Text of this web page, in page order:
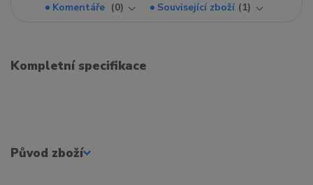
Komentáře
0 Související zboží 1
Kompletní specifikace
Původ zboží